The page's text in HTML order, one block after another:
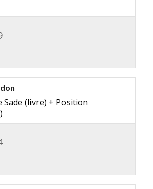
Sade (livre) + Position